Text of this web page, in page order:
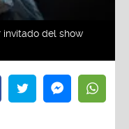
invitado del show